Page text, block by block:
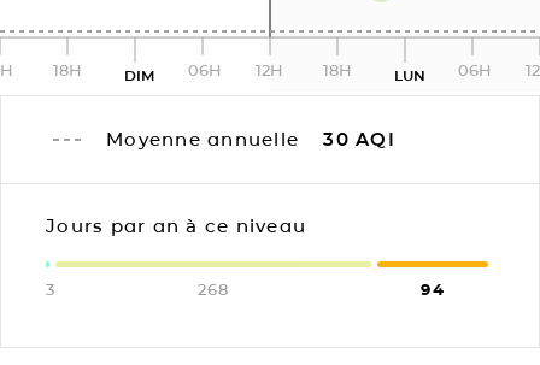
18H DIM 06H 12H 18H LUN 06H
Moyenne annuelle 30 AQI
Jours par an à ce niveau
3 268 94